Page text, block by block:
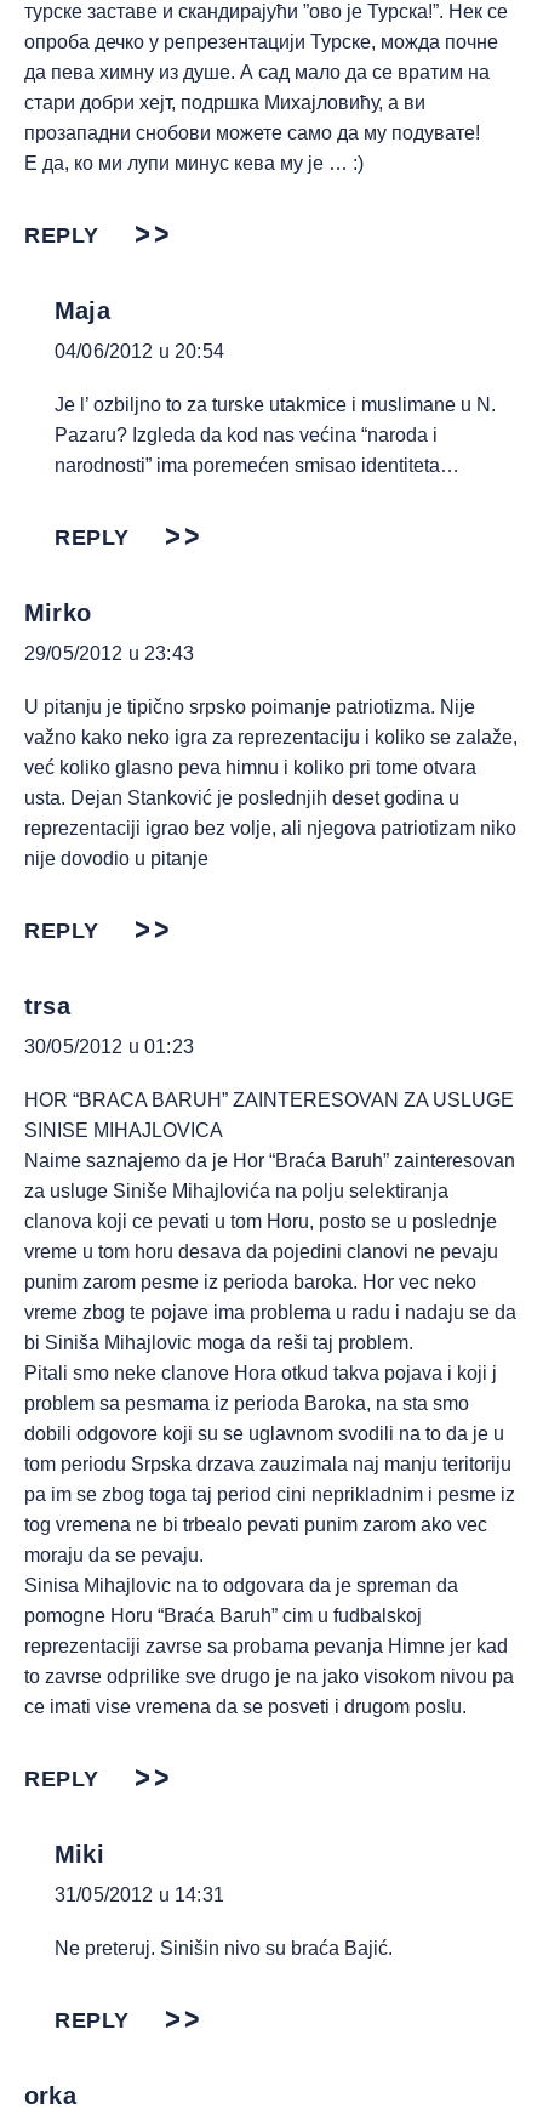
турске заставе и скандирајући ”ово је Турска!”. Нек се
опроба дечко у репрезентацији Турске, можда почне
да пева химну из душе. А сад мало да се вратим на
стари добри хејт, подршка Михајловићу, а ви
прозападни снобови можете само да му подувате!
Е да, ко ми лупи минус кева му је … :)
REPLY
Maja
04/06/2012 u 20:54
Je l’ ozbiljno to za turske utakmice i muslimane u N.
Pazaru? Izgleda da kod nas većina “naroda i
narodnosti” ima poremećen smisao identiteta…
REPLY
Mirko
29/05/2012 u 23:43
U pitanju je tipično srpsko poimanje patriotizma. Nije
važno kako neko igra za reprezentaciju i koliko se zalaže,
već koliko glasno peva himnu i koliko pri tome otvara
usta. Dejan Stanković je poslednjih deset godina u
reprezentaciji igrao bez volje, ali njegova patriotizam niko
nije dovodio u pitanje
REPLY
trsa
30/05/2012 u 01:23
HOR “BRACA BARUH” ZAINTERESOVAN ZA USLUGE
SINISE MIHAJLOVICA
Naime saznajemo da je Hor “Braća Baruh” zainteresovan
za usluge Siniše Mihajlovića na polju selektiranja
clanova koji ce pevati u tom Horu, posto se u poslednje
vreme u tom horu desava da pojedini clanovi ne pevaju
punim zarom pesme iz perioda baroka. Hor vec neko
vreme zbog te pojave ima problema u radu i nadaju se da
bi Siniša Mihajlovic moga da reši taj problem.
Pitali smo neke clanove Hora otkud takva pojava i koji j
problem sa pesmama iz perioda Baroka, na sta smo
dobili odgovore koji su se uglavnom svodili na to da je u
tom periodu Srpska drzava zauzimala naj manju teritoriju
pa im se zbog toga taj period cini neprikladnim i pesme iz
tog vremena ne bi trbealo pevati punim zarom ako vec
moraju da se pevaju.
Sinisa Mihajlovic na to odgovara da je spreman da
pomogne Horu “Braća Baruh” cim u fudbalskoj
reprezentaciji zavrse sa probama pevanja Himne jer kad
to zavrse odprilike sve drugo je na jako visokom nivou pa
ce imati vise vremena da se posveti i drugom poslu.
REPLY
Miki
31/05/2012 u 14:31
Ne preteruj. Sinišin nivo su braća Bajić.
REPLY
orka